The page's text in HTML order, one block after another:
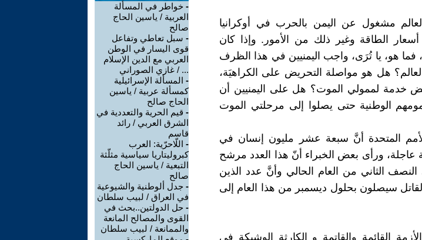
مشغول عن اليمن بالحرب في أوكرانيا
أسعار الطاقة وغير ذلك من الأمور. وإذا كان
فما هو، يا تُرَى، واجب اليمنيين في هذا الظرف
هل هو مواصلة التحريض على الكراهيَة،
خدمة لممولي الموت؟ هل على اليمنيين أن
الوطنية حتى يصلوا إلى مرحلتي الموت
المتحدة أنَّ سبعة عشر مليون إنسان في
عاجلة، ورأى بعض الخبراء أنّ هذا العدد مرشح
الثاني من العام الحالي وأنَّ عدد الذين
سيصلون بحلول ديسمبر من هذا العام إلى
القائمة والقاتمة و الكارثة الوشيكة في
- خواطر في المسألة
العربية / ياسين الحاج
صالح
- سبل تعاطي وتفاعل
قوى اليسار في الوطن
العربي مع الدين الإسلام
... / غازي الصوراني
- المسألة الإسرائيلية
كمسألة عربية / ياسين
الحاج صالح
- قيم الحرية والتعددية في
الشرق العربي / رائد
قاسم
- اللّاحرّية: العرب
كبروليتاريا سياسية مثلّثة
التبعية / ياسين الحاج
صالح
- جدل ألوطنية والشيوعية
في العراق / لبيب سلطان
- حل الدولتين..بحث في
القوى والمصالح المانعة
والممانعة / لبيب سلطان